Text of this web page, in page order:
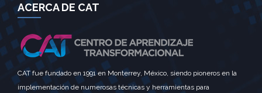
ACERCA DE CAT
CAT fue fundado en 1991 en Monterrey, México, siendo pioneros en la
implementación de numerosas técnicas y herramientas para